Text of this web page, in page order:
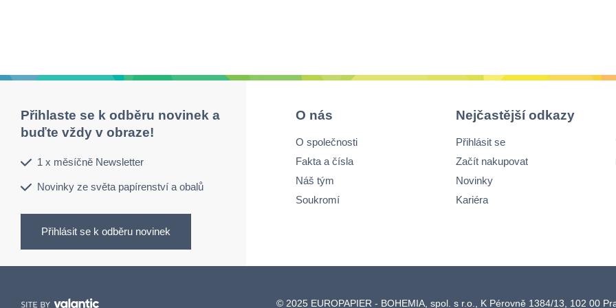
perforovaný otvor a
neaktivuje se
Přihlaste se k odběru novinek a
buďte vždy v obraze!
1 x měsíčně Newsletter
Novinky ze světa papírenství a obalů
Přihlásit se k odběru novinek
O nás
O společnosti
Fakta a čísla
Náš tým
Soukromí
Nejčastější odkazy
Přihlásit se
Začít nakupovat
Novinky
Kariéra
© 2025 EUROPAPIER - BOHEMIA, spol. s r.o., K Pérovně 1384/13, 102 00